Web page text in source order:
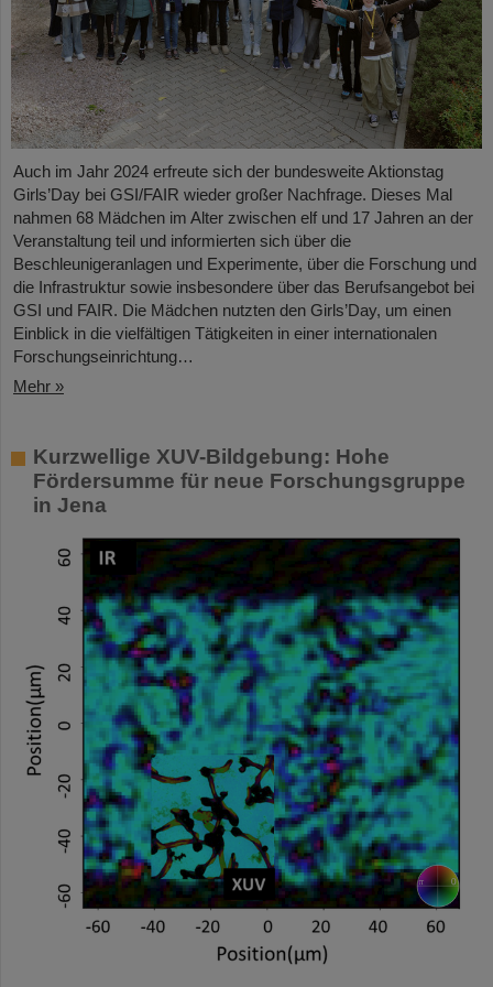
Auch im Jahr 2024 erfreute sich der bundesweite Aktionstag
Girls’Day bei GSI/FAIR wieder großer Nachfrage. Dieses Mal
nahmen 68 Mädchen im Alter zwischen elf und 17 Jahren an der
Veranstaltung teil und informierten sich über die
Beschleunigeranlagen und Experimente, über die Forschung und
die Infrastruktur sowie insbesondere über das Berufsangebot bei
GSI und FAIR. Die Mädchen nutzten den Girls’Day, um einen
Einblick in die vielfältigen Tätigkeiten in einer internationalen
Forschungseinrichtung…
Mehr »
Kurzwellige XUV-Bildgebung: Hohe
Fördersumme für neue Forschungsgruppe
in Jena